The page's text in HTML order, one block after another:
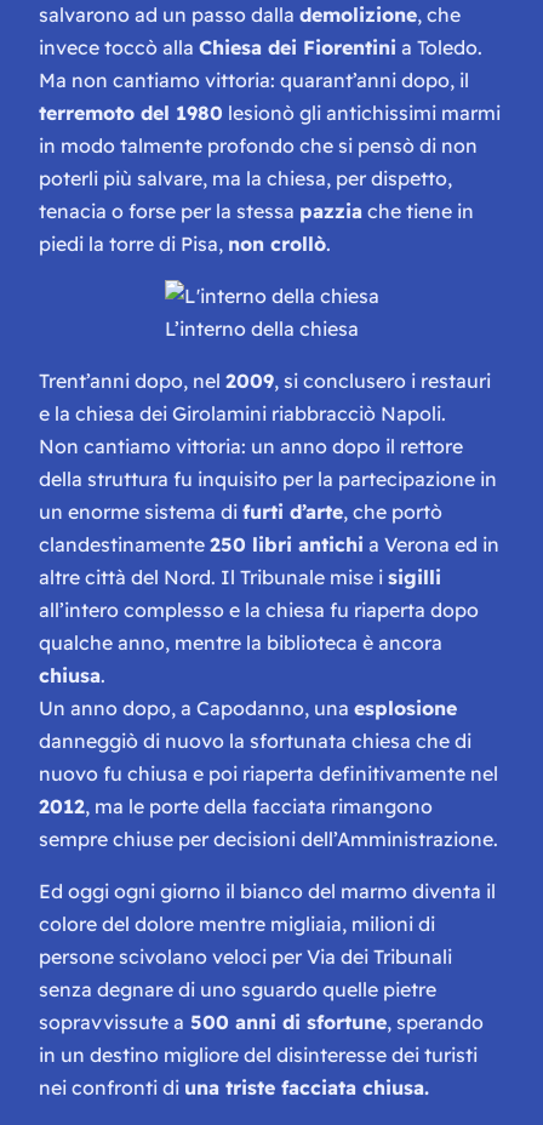
salvarono ad un passo dalla demolizione, che
invece toccò alla Chiesa dei Fiorentini a Toledo.
Ma non cantiamo vittoria: quarant’anni dopo, il
terremoto del 1980 lesionò gli antichissimi marmi
in modo talmente profondo che si pensò di non
poterli più salvare, ma la chiesa, per dispetto,
tenacia o forse per la stessa pazzia che tiene in
piedi la torre di Pisa, non crollò.
L’interno della chiesa
Trent’anni dopo, nel 2009, si conclusero i restauri
e la chiesa dei Girolamini riabbracciò Napoli.
Non cantiamo vittoria: un anno dopo il rettore
della struttura fu inquisito per la partecipazione in
un enorme sistema di furti d’arte, che portò
clandestinamente 250 libri antichi a Verona ed in
altre città del Nord. Il Tribunale mise i sigilli
all’intero complesso e la chiesa fu riaperta dopo
qualche anno, mentre la biblioteca è ancora
chiusa.
Un anno dopo, a Capodanno, una esplosione
danneggiò di nuovo la sfortunata chiesa che di
nuovo fu chiusa e poi riaperta definitivamente nel
2012, ma le porte della facciata rimangono
sempre chiuse per decisioni dell’Amministrazione.
Ed oggi ogni giorno il bianco del marmo diventa il
colore del dolore mentre migliaia, milioni di
persone scivolano veloci per Via dei Tribunali
senza degnare di uno sguardo quelle pietre
sopravvissute a 500 anni di sfortune, sperando
in un destino migliore del disinteresse dei turisti
nei confronti di una triste facciata chiusa.